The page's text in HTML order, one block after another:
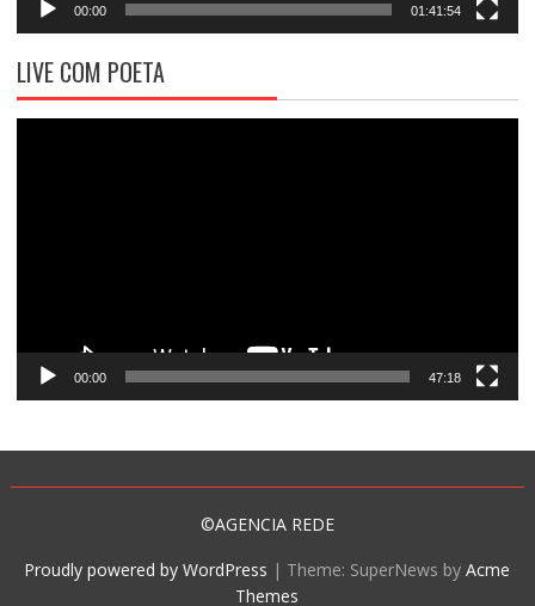
00:00 01:41:54
LIVE COM POETA
00:00 47:18
©AGENCIA REDE
Proudly powered by WordPress | Theme: SuperNews byAcme
Themes